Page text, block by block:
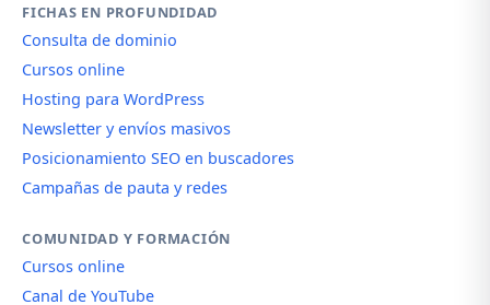
FICHAS EN PROFUNDIDAD
Consulta de dominio
Cursos online
Hosting para WordPress
Newsletter y envíos masivos
Posicionamiento SEO en buscadores
Campañas de pauta y redes
COMUNIDAD Y FORMACIÓN
Cursos online
Canal de YouTube